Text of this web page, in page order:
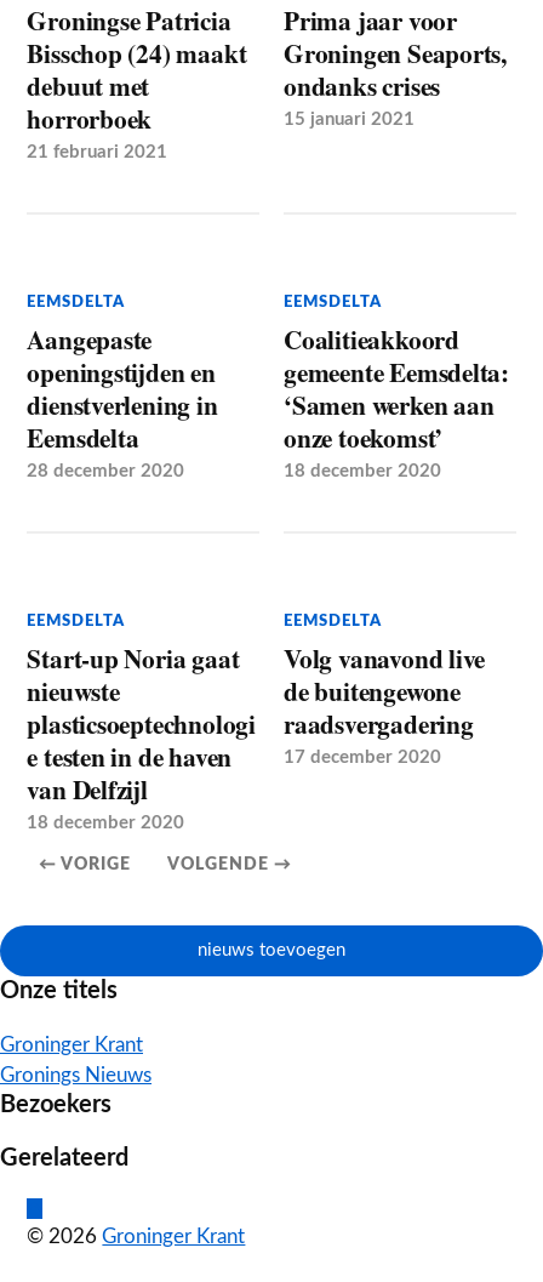
Groningse Patricia
Bisschop (24) maakt
debuut met
horrorboek
21 februari 2021
Prima jaar voor
Groningen Seaports,
ondanks crises
15 januari 2021
EEMSDELTA
Aangepaste
openingstijden en
dienstverlening in
Eemsdelta
28 december 2020
EEMSDELTA
Coalitieakkoord
gemeente Eemsdelta:
‘Samen werken aan
onze toekomst’
18 december 2020
EEMSDELTA
Start-up Noria gaat
nieuwste
plasticsoeptechnologi
e testen in de haven
van Delfzijl
18 december 2020
EEMSDELTA
Volg vanavond live
de buitengewone
raadsvergadering
17 december 2020
← VORIGE VOLGENDE →
nieuws toevoegen
Onze titels
Groninger Krant
Gronings Nieuws
Bezoekers
Gerelateerd
© 2026Groninger Krant